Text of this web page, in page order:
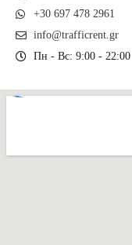
+30 697 478 2961
info@trafficrent.gr
Пн - Вс: 9:00 - 22:00